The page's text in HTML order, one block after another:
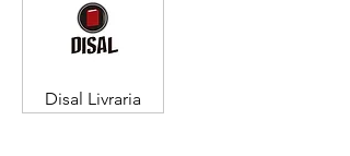
Disal Livraria